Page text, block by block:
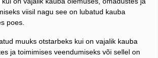
viisil nagu see on lubatud kauba
poes.
muuks otstarbeks kui on vajalik kauba
ja toimimises veendumiseks või sellel on